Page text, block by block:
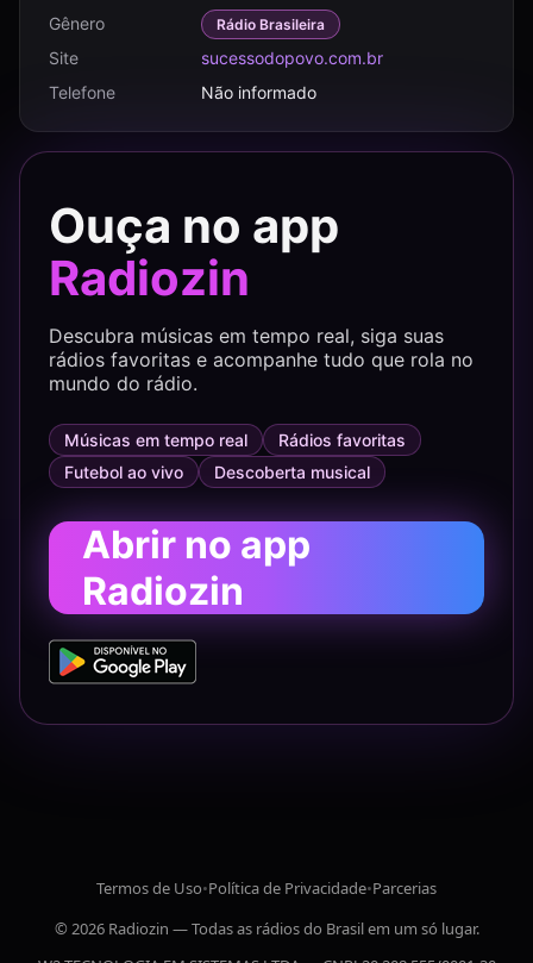
Gênero
Rádio Brasileira
Site
sucessodopovo.com.br
Telefone
Não informado
Ouça no app
Radiozin
Descubra músicas em tempo real, siga suas
rádios favoritas e acompanhe tudo que rola no
mundo do rádio.
Músicas em tempo real
Rádios favoritas
Futebol ao vivo
Descoberta musical
Abrir no app
Radiozin
Termos de Uso•Política de Privacidade•Parcerias
© 2026 Radiozin — Todas as rádios do Brasil em um só lugar.